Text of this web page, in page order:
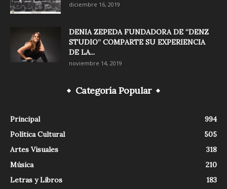
diciembre 16, 2019
DENIA ZEPEDA FUNDADORA DE “DENZ
STUDIO” COMPARTE SU EXPERIENCIA
DE LA...
noviembre 14, 2019
Categoría Popular
Principal
994
Política Cultural
505
Artes Visuales
318
Música
210
Letras y Libros
183